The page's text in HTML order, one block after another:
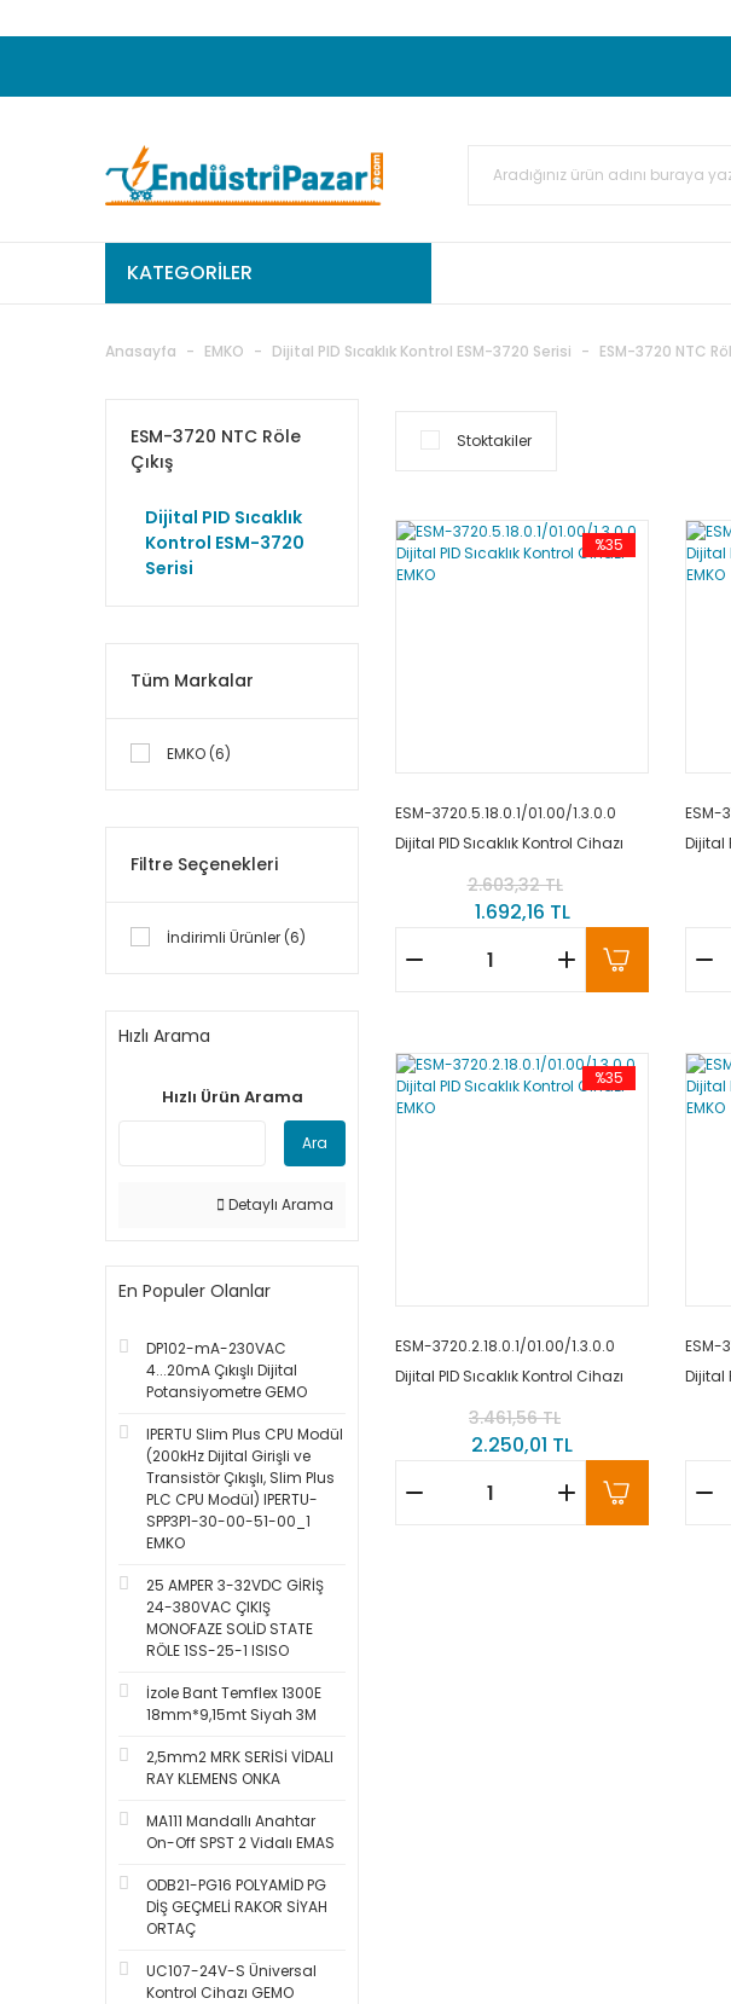
20.000TL ve Üzeri Alışverişlerinizde KARGO BEDAVATC Standart
KATEGORİLER
Anasayfa EMKO Dijital PID Sıcaklık Kontrol ESM-3720 Serisi ESM-3720 NTC
ESM-3720 NTC Röle
Çıkış
Dijital PID Sıcaklık
Kontrol ESM-3720
Serisi
Tüm Markalar
EMKO (6)
Filtre Seçenekleri
İndirimli Ürünler (6)
Hızlı Arama
Hızlı Ürün Arama
Ara
Detaylı Arama
En Populer Olanlar
DP102-mA-230VAC
4...20mA Çıkışlı Dijital
Potansiyometre GEMO
IPERTU Slim Plus CPU Modül
(200kHz Dijital Girişli ve
Transistör Çıkışlı, Slim Plus
PLC CPU Modül) IPERTU-
SPP3P1-30-00-51-00_1
EMKO
25 AMPER 3-32VDC GİRİŞ
24-380VAC ÇIKIŞ
MONOFAZE SOLİD STATE
RÖLE 1SS-25-1 ISISO
İzole Bant Temflex 1300E
18mm*9,15mt Siyah 3M
2,5mm2 MRK SERİSİ VİDALI
RAY KLEMENS ONKA
MA111 Mandallı Anahtar
On-Off SPST 2 Vidalı EMAS
ODB21-PG16 POLYAMİD PG
DİŞ GEÇMELİ RAKOR SİYAH
ORTAÇ
UC107-24V-S Üniversal
Kontrol Cihazı GEMO
Stoktakiler
%35
ESM-3720.5.18.0.1/01.00/1.3.0.0
Dijital PID Sıcaklık Kontrol Cihazı
2.603,32 TL
1.692,16 TL
ESM-
Dijital
%35
ESM-3720.2.18.0.1/01.00/1.3.0.0
Dijital PID Sıcaklık Kontrol Cihazı
3.461,56 TL
2.250,01 TL
ESM-
Dijital